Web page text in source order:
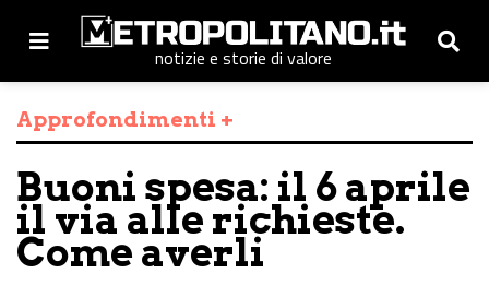
notizie e storie di valore
Approfondimenti +
Buoni spesa: il 6 aprile
il via alle richieste.
Come averli